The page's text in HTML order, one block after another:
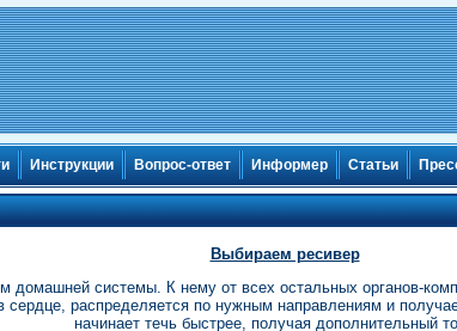
Инструкции Вопрос-ответ Информер Статьи
Выбираем ресивер
домашней системы. К нему от всех остальных органов-
сердце, распределяется по нужным направлениям и
начинает течь быстрее, получая дополнительный